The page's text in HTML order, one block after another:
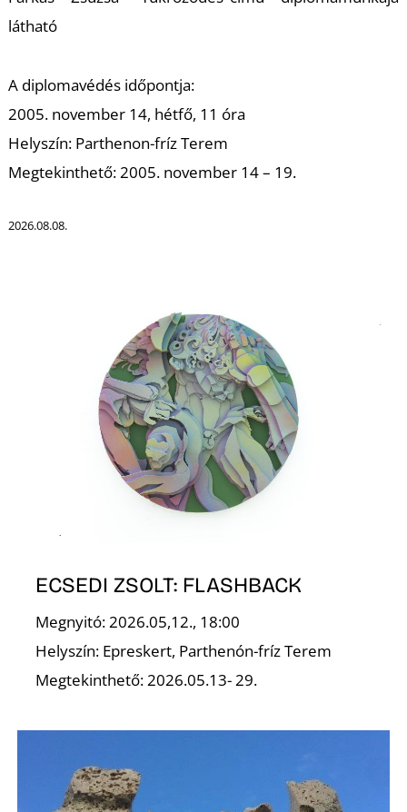
látható
A diplomavédés időpontja:
2005. november 14, hétfő, 11 óra
Helyszín: Parthenon-fríz Terem
Megtekinthető: 2005. november 14 – 19.
2026.08.08.
ECSEDI ZSOLT: FLASHBACK
Megnyitó: 2026.05,12., 18:00
Helyszín: Epreskert, Parthenón-fríz Terem
Megtekinthető: 2026.05.13- 29.